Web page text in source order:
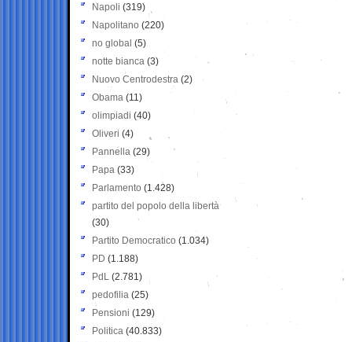
Napoli (319)
Napolitano (220)
no global (5)
notte bianca (3)
Nuovo Centrodestra (2)
Obama (11)
olimpiadi (40)
Oliveri (4)
Pannella (29)
Papa (33)
Parlamento (1.428)
partito del popolo della libertà
(30)
Partito Democratico (1.034)
PD (1.188)
PdL (2.781)
pedofilia (25)
Pensioni (129)
Politica (40.833)